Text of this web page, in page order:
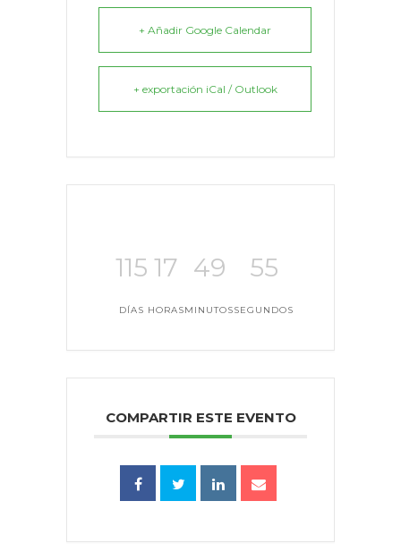
+ Añadir Google Calendar
+ exportación iCal / Outlook
115
DÍAS
17
HORAS
49
MINUTOS
55
SEGUNDOS
COMPARTIR ESTE EVENTO